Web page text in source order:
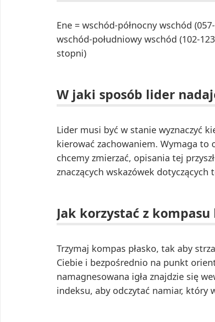
Ene = wschód-północny wschód
wschód-południowy wschód (102-
stopni)
W jaki sposób lider
Lider musi być w stanie wyznaczyć
kierować zachowaniem. Wymaga to
chcemy zmierzać, opisania tej
znaczących wskazówek dotyczących
Jak korzystać z
Trzymaj kompas płasko, tak aby
Ciebie i bezpośrednio na punkt
namagnesowana igła znajdzie się
indeksu, aby odczytać namiar, który